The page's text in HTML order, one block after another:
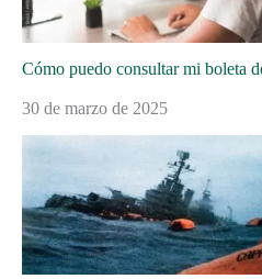
Cómo puedo consultar mi boleta
30 de marzo de 2025